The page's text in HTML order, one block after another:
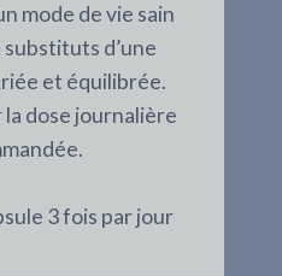
mode de vie sain
d’une
et équilibrée.
la dose journalière
3 fois par jour